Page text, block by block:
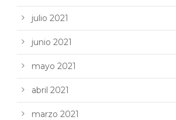
julio 2021
junio 2021
mayo 2021
abril 2021
marzo 2021